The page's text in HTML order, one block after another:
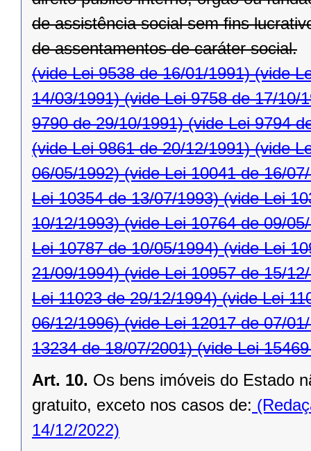
de assistência social sem ﬁns
de assentamentos de caráter social.
(vide Lei 9538 de 16/01/1991)(vide
14/03/1991)(vide Lei 9758 de 17/10/
9790 de 29/10/1991)(vide Lei 9794
(vide Lei 9861 de 20/12/1991)(vide
06/05/1992)(vide Lei 10041 de 16/
Lei 10354 de 13/07/1993)(vide Lei
10/12/1993)(vide Lei 10764 de 09/
Lei 10787 de 10/05/1994)(vide Lei
21/09/1994)(vide Lei 10957 de 15/
Lei 11023 de 29/12/1994)(vide Lei
06/12/1996)(vide Lei 12017 de 07/
13234 de 18/07/2001)(vide Lei
Art. 10. Os bens imóveis do Estado
gratuito, exceto nos casos de:
14/12/2022)